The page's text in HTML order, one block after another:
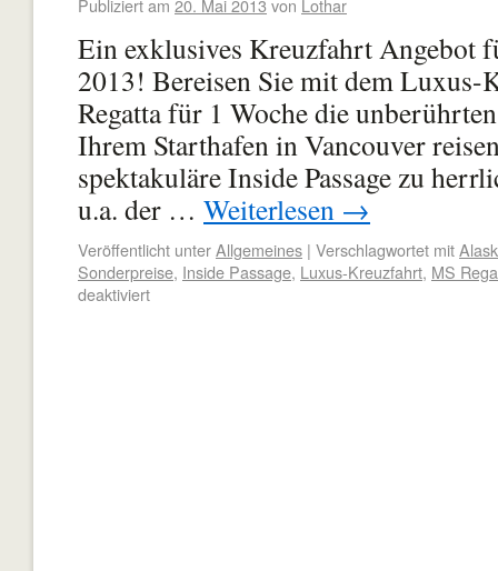
Publiziert am 20. Mai 2013 von Lothar
Ein exklusives Kreuzfahrt Angebot
2013! Bereisen Sie mit dem
Regatta für 1 Woche die
Ihrem Starthafen in Vancouver
spektakuläre Inside Passage zu
u.a. der … Weiterlesen →
Veröffentlicht unterAllgemeines | Verschlagwortet mit
Sonderpreise, Inside Passage, Luxus-Kreuzfahrt, MS
deaktiviert